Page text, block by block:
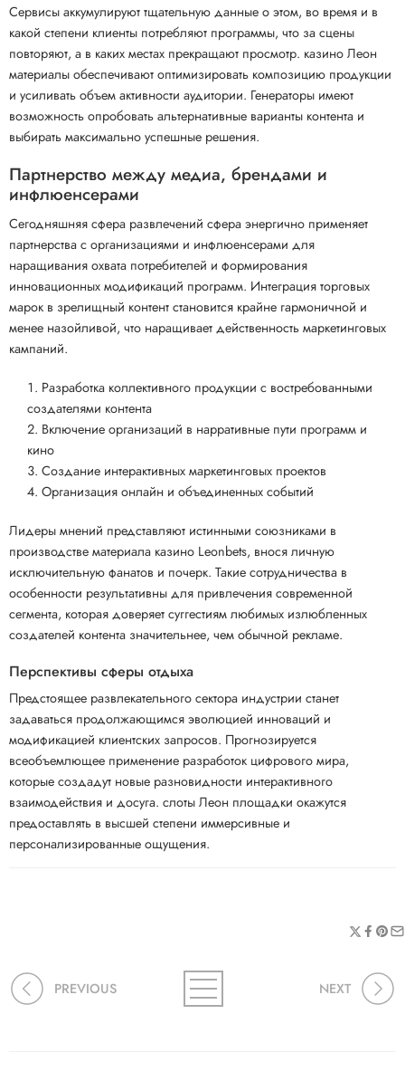
Сервисы аккумулируют тщательную данные о этом, во время и в
какой степени клиенты потребляют программы, что за сцены
повторяют, а в каких местах прекращают просмотр. казино Леон
материалы обеспечивают оптимизировать композицию продукции
и усиливать объем активности аудитории. Генераторы имеют
возможность опробовать альтернативные варианты контента и
выбирать максимально успешные решения.
Партнерство между медиа, брендами и
инфлюенсерами
Сегодняшняя сфера развлечений сфера энергично применяет
партнерства с организациями и инфлюенсерами для
наращивания охвата потребителей и формирования
инновационных модификаций программ. Интеграция торговых
марок в зрелищный контент становится крайне гармоничной и
менее назойливой, что наращивает действенность маркетинговых
кампаний.
Разработка коллективного продукции с востребованными
создателями контента
Включение организаций в нарративные пути программ и
кино
Создание интерактивных маркетинговых проектов
Организация онлайн и объединенных событий
Лидеры мнений представляют истинными союзниками в
производстве материала казино Leonbets, внося личную
исключительную фанатов и почерк. Такие сотрудничества в
особенности результативны для привлечения современной
сегмента, которая доверяет суггестиям любимых излюбленных
создателей контента значительнее, чем обычной рекламе.
Перспективы сферы отдыха
Предстоящее развлекательного сектора индустрии станет
задаваться продолжающимся эволюцией инноваций и
модификацией клиентских запросов. Прогнозируется
всеобъемлющее применение разработок цифрового мира,
которые создадут новые разновидности интерактивного
взаимодействия и досуга. слоты Леон площадки окажутся
предоставлять в высшей степени иммерсивные и
персонализированные ощущения.
PREVIOUS NEXT